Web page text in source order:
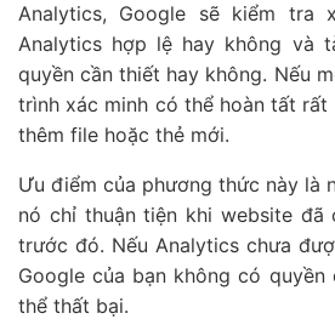
Analytics, Google sẽ kiểm tra
Analytics hợp lệ hay không và
quyền cần thiết hay không. Nếu
trình xác minh có thể hoàn tất rất
thêm file hoặc thẻ mới.
Ưu điểm của phương thức này là
nó chỉ thuận tiện khi website đã
trước đó. Nếu Analytics chưa
Google của bạn không có quyền
thể thất bại.